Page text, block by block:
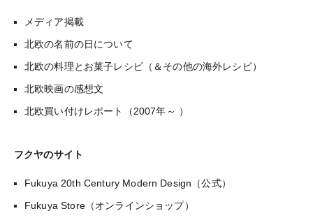
メディア掲載
北欧の名前の日について
北欧の料理とお菓子レシピ（＆その他の海外レシピ）
北欧映画の感想文
北欧買い付けレポート（2007年～ ）
フクヤのサイト
Fukuya 20th Century Modern Design（公式）
Fukuya Store（オンラインショップ）